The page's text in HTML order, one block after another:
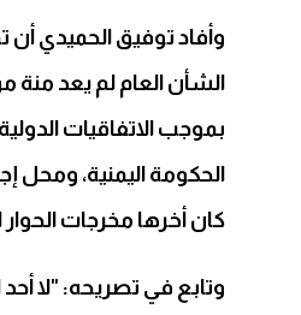
وأفاد توفيق الحميدي أن
الشأن العام لم يعد
بموجب الاتفاقيات
الحكومة اليمنية،
كان أخرها مخرجات
وتابع في تصريحه: "لا أحد